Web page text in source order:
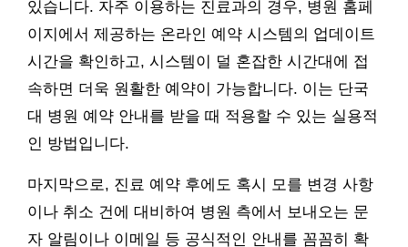
있습니다. 자주 이용하는 진료과의 경우, 병원 홈페
이지에서 제공하는 온라인 예약 시스템의 업데이트
시간을 확인하고, 시스템이 덜 혼잡한 시간대에 접
속하면 더욱 원활한 예약이 가능합니다. 이는 단국
대 병원 예약 안내를 받을 때 적용할 수 있는 실용적
인 방법입니다.
마지막으로, 진료 예약 후에도 혹시 모를 변경 사항
이나 취소 건에 대비하여 병원 측에서 보내오는 문
자 알림이나 이메일 등 공식적인 안내를 꼼꼼히 확